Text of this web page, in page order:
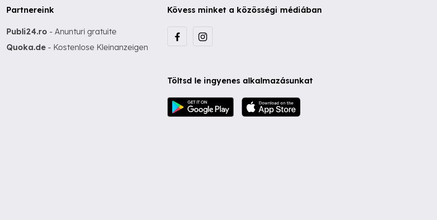
Partnereink
Publi24.ro - Anunturi gratuite
Quoka.de - Kostenlose Kleinanzeigen
Kövess minket a közösségi médiában
Töltsd le ingyenes alkalmazásunkat